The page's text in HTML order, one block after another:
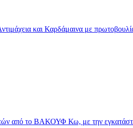
και Καρδάμαινα με
από το ΒΑΚΟΥΦ Κω, με την